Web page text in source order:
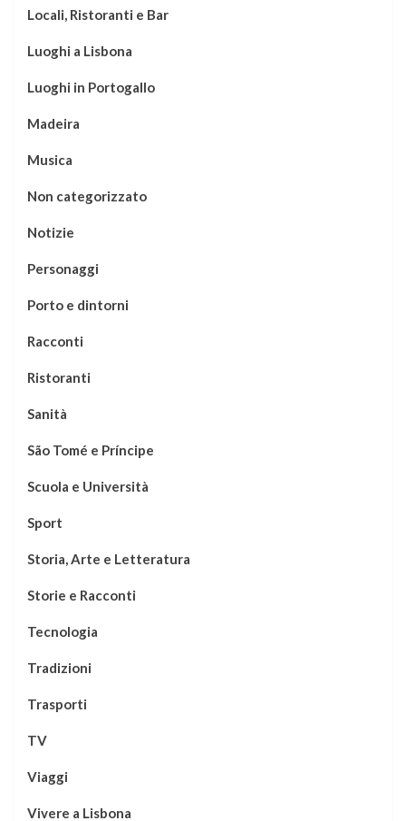
Locali, Ristoranti e Bar
Luoghi a Lisbona
Luoghi in Portogallo
Madeira
Musica
Non categorizzato
Notizie
Personaggi
Porto e dintorni
Racconti
Ristoranti
Sanità
São Tomé e Príncipe
Scuola e Università
Sport
Storia, Arte e Letteratura
Storie e Racconti
Tecnologia
Tradizioni
Trasporti
TV
Viaggi
Vivere a Lisbona